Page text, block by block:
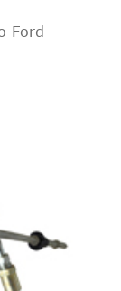
Ford